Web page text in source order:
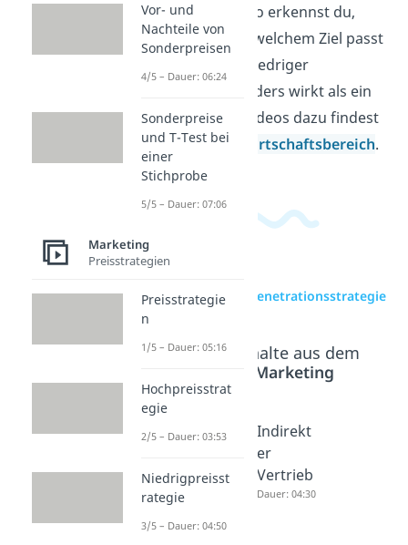
durchzusetzen. So erkennst du,
welcher Preis zu welchem Ziel passt
und warum ein niedriger
Einstiegspreis anders wirkt als ein
hoher. Weitere Videos dazu findest
du in unserem
Wirtschaftsbereich.
zur Videoseite: Penetrationsstrategie
Beliebte Inhalte aus dem
Marketing
Skimmin
ie
Dauer: 03:09
Direkter
Dauer: 04:41
Indirekt
er
Vertrieb
Dauer: 04:30
Vor- und
Nachteile von
Sonderpreisen
4/5 – Dauer: 06:24
Sonderpreise
und T-Test bei
einer
Stichprobe
5/5 – Dauer: 07:06
Marketing
Preisstrategien
Preisstrategie
n
1/5 – Dauer: 05:16
Hochpreisstrat
egie
2/5 – Dauer: 03:53
Niedrigpreisst
rategie
3/5 – Dauer: 04:50